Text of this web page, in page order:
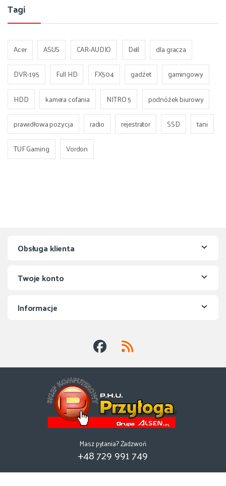
Tagi
Acer ASUS CAR-AUDIO Dell
dla gracza
DVR-195
Full HD FX504 gadżet
gamingowy
HDD
kamera cofania NITRO 5
podnóżek biurowy
prawidłowa pozycja
radio rejestrator SSD
tani
TUF Gaming
Vordon
Obsługa klienta
Twoje konto
Informacje
Masz pytania? Zadzwoń
+48 729 991 749